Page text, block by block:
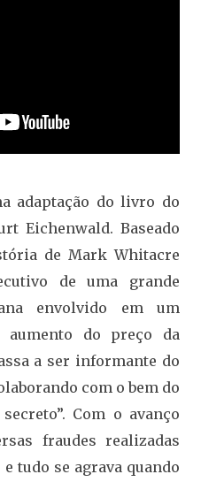
adaptação do livro do
Eichenwald. Baseado
de Mark Whitacre
de uma grande
envolvido em um
do preço da
a ser informante do
com o bem do
Com o avanço
fraudes realizadas
tudo se agrava quando